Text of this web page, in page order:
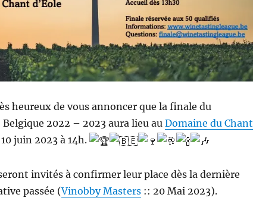
heureux de vous annoncer que la finale du
2022 – 2023 aura lieu au Domaine du Chant
juin 2023 à 14h.
invités à confirmer leur place dès la dernière
passée (Vinobby Masters:: 20 Mai 2023).